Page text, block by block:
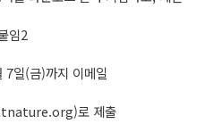
임2
일(금)까지 이메일
)로 제출